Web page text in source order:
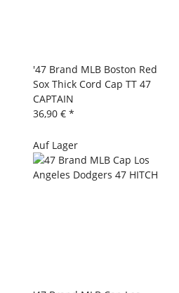
'47 Brand MLB Boston Red
Sox Thick Cord Cap TT 47
CAPTAIN
36,90 € *
Auf Lager